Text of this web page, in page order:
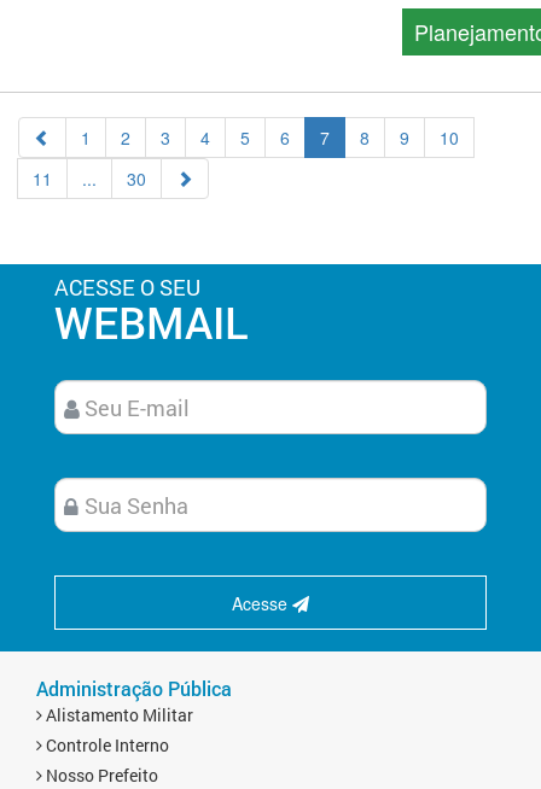
1 2 3 4 5 6 7 8 9
10
11
... 30
ACESSE O SEU
WEBMAIL
Acesse
Administração Pública
Alistamento Militar
Controle Interno
Nosso Prefeito